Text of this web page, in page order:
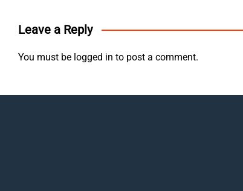
Leave a Reply
You must be logged in to post a comment.